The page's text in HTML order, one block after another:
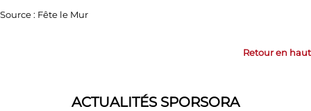
Source : Fête le Mur
Retour en haut
ACTUALITÉS SPORSORA